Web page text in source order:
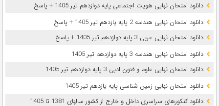
دانلود امتحان نهایی هویت اجتماعی پایه دوازدهم تیر 1405 + پاسخ
دانلود امتحان نهایی هندسه 2 پایه یازدهم تیر 1405 + پاسخ
دانلود امتحان نهایی عربی 3 پایه دوازدهم تیر 1405 + پاسخ
دانلود امتحان نهایی هندسه 3 پایه دوازدهم تیر 1405
دانلود امتحان نهایی علوم و فنون ادبی 3 پایه دوازدهم تیر 1405
دانلود امتحان نهایی زمین شناسی پایه یازدهم تیر 1405
دانلود کنکورهای سراسری داخل و خارج از کشور سالهای 1381 تا 1405